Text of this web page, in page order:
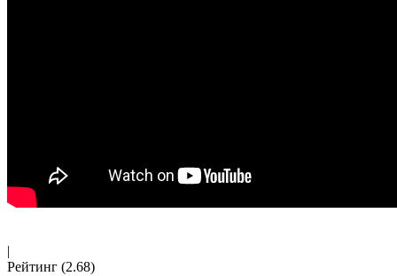
|
Рейтинг (2.68)